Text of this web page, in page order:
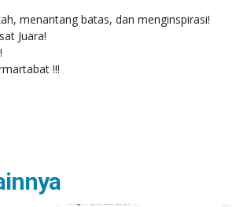
menantang batas, dan menginspirasi!
Juara!
!!!